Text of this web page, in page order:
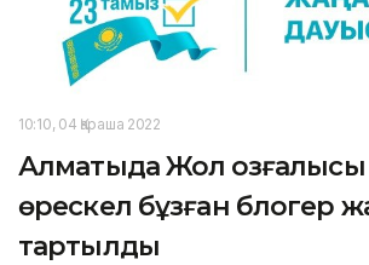
10:10, 04 Қараша 2022
Алматыда Жол қозғалысы
өрескел бұзған блогер
тартылды